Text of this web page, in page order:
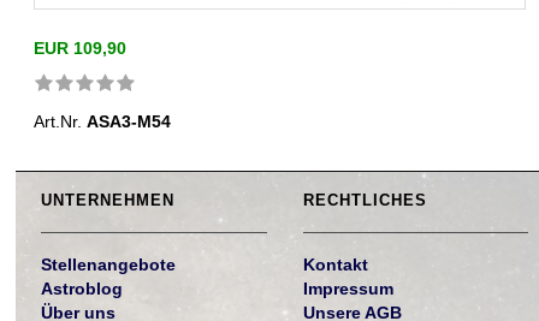
EUR 109,90
Art.Nr.ASA3-M54
UNTERNEHMEN
Stellenangebote
Astroblog
Über uns
RECHTLICHES
Kontakt
Impressum
Unsere AGB